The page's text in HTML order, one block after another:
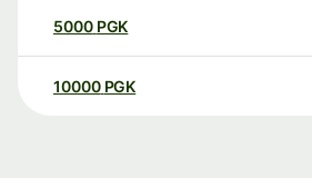
5000 PGK
10000 PGK